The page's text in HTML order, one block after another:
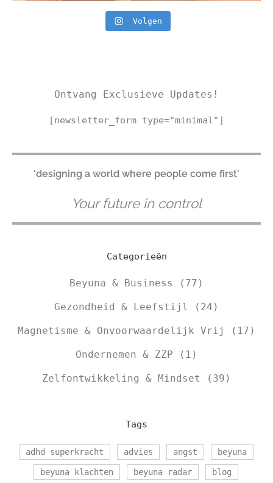
Volgen
Ontvang Exclusieve Updates!
[newsletter_form type="minimal"]
'designing a world where people come first'
Your future in control
Categorieën
Beyuna & Business (77)
Gezondheid & Leefstijl (24)
Magnetisme & Onvoorwaardelijk Vrij (17)
Ondernemen & ZZP (1)
Zelfontwikkeling & Mindset (39)
Tags
adhd superkracht advies angst beyuna
beyuna klachten beyuna radar blog